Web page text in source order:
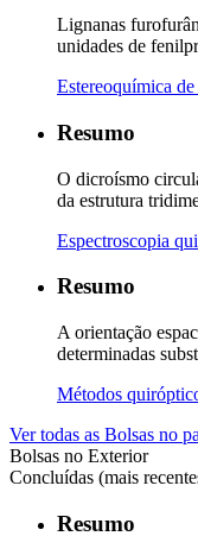
Lignanas
unidades de
Estereoquímica
Resumo
O dicroísmo
da estrutura
Espectroscopia
Resumo
A orientação
determinadas
Métodos
Ver todas as Bolsas no
Bolsas no Exterior
Concluídas (mais
Resumo